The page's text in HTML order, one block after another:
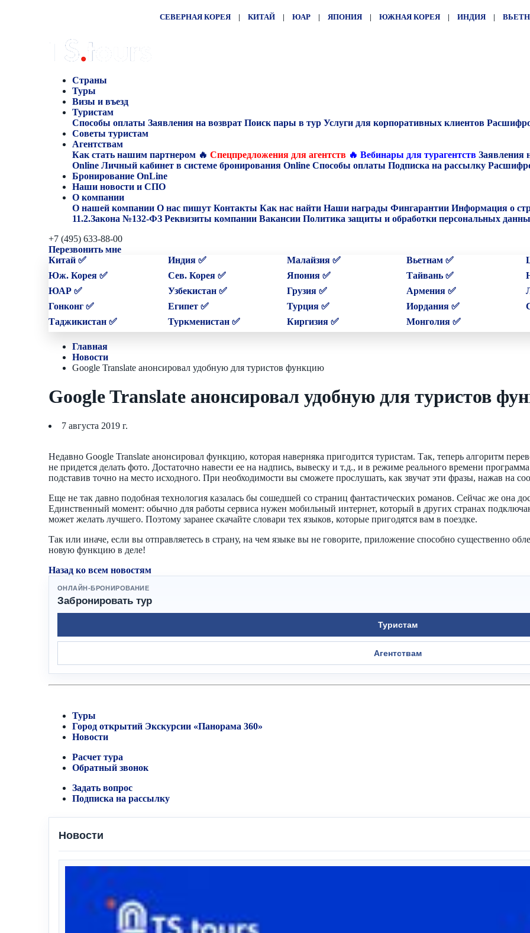
СЕВЕРНАЯ КОРЕЯ | КИТАЙ | ЮАР | ЯПОНИЯ | ЮЖНАЯ КОРЕЯ | ИНДИЯ |
Страны
Туры
Визы и въезд
Туристам
Способы оплаты Заявления на возврат Поиск пары в тур Услуги для корпоративных клиентов
Советы туристам
Агентствам
Как стать нашим партнером 🔥 Спецпредложения для агентств 🔥 Вебинары для турагентств Заявления
Online Личный кабинет в системе бронирования Online Способы оплаты Подписка на рассылку
Бронирование OnLine
Наши новости и СПО
О компании
О нашей компании О нас пишут Контакты Как нас найти Наши награды Фингарантии Информация о
11.2.Закона №132-ФЗ Реквизиты компании Вакансии Политика защиты и обработки персональных
+7 (495) 633-88-00
Перезвонить мне
Китай ✅
Индия ✅ Малайзия ✅ Вьетнам ✅
Юж. Корея ✅
Сев. Корея ✅ Япония ✅ Тайвань ✅
ЮАР ✅
Узбекистан ✅ Грузия ✅ Армения ✅
Гонконг ✅
Египет ✅ Турция ✅ Иордания ✅
Таджикистан ✅
Туркменистан ✅ Киргизия ✅ Монголия ✅
Главная
Новости
Google Translate анонсировал удобную для туристов функцию
Google Translate анонсировал удобную для туристов
7 августа 2019 г.
Недавно Google Translate анонсировал функцию, которая наверняка пригодится туристам. Так, теперь алгоритм
не придется делать фото. Достаточно навести ее на надпись, вывеску и т.д., и в режиме реального времени
подставив точно на место исходного. При необходимости вы сможете прослушать, как звучат эти фразы, нажав на
Еще не так давно подобная технология казалась бы сошедшей со страниц фантастических романов. Сейчас же она
Единственный момент: обычно для работы сервиса нужен мобильный интернет, который в других странах
может желать лучшего. Поэтому заранее скачайте словари тех языков, которые пригодятся вам в поездке.
Так или иначе, если вы отправляетесь в страну, на чем языке вы не говорите, приложение способно существенно
новую функцию в деле!
Назад ко всем новостям
ОНЛАЙН-БРОНИРОВАНИЕ
Забронировать тур
Туристам
Агентствам
Туры
Город открытий Экскурсии «Панорама 360»
Новости
Расчет тура
Обратный звонок
Задать вопрос
Подписка на рассылку
Новости